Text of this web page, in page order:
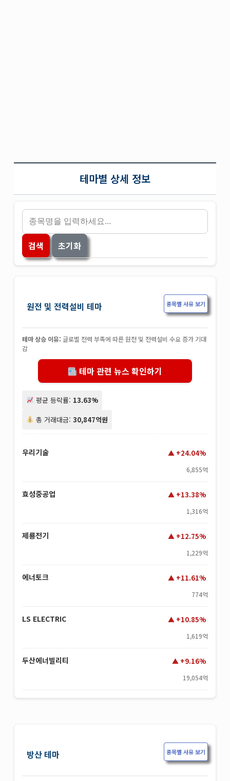
테마별 상세 정보
검색 초기화
원전 및 전력설비 테마 종목별 사유 보기
테마 상승 이유: 글로벌 전력 부족에 따른 원전 및 전력설비 수요 증가 기대
감
테마 관련 뉴스 확인하기
평균 등락률: 13.63%
총 거래대금: 30,847억원
우리기술 +24.04%
6,855억
효성중공업 +13.38%
1,316억
제룡전기 +12.75%
1,229억
에너토크 +11.61%
774억
LS ELECTRIC +10.85%
1,619억
두산에너빌리티 +9.16%
19,054억
방산 테마 종목별 사유 보기